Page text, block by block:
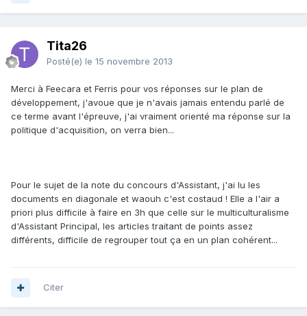
Tita26
Posté(e) le 15 novembre 2013
Merci à Feecara et Ferris pour vos réponses sur le plan de
développement, j'avoue que je n'avais jamais entendu parlé de
ce terme avant l'épreuve, j'ai vraiment orienté ma réponse sur la
politique d'acquisition, on verra bien...
Pour le sujet de la note du concours d'Assistant, j'ai lu les
documents en diagonale et waouh c'est costaud ! Elle a l'air a
priori plus difficile à faire en 3h que celle sur le multiculturalisme
d'Assistant Principal, les articles traitant de points assez
différents, difficile de regrouper tout ça en un plan cohérent...
Citer